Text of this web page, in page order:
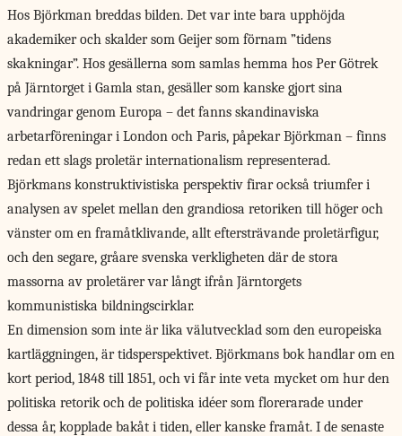
Hos Björkman breddas bilden. Det var inte bara upphöjda
akademiker och skalder som Geijer som förnam ”tidens
skakningar”. Hos gesällerna som samlas hemma hos Per Götrek
på Järntorget i Gamla stan, gesäller som kanske gjort sina
vandringar genom Europa – det fanns skandinaviska
arbetarföreningar i London och Paris, påpekar Björkman – finns
redan ett slags proletär internationalism representerad.
Björkmans konstruktivistiska perspektiv firar också triumfer i
analysen av spelet mellan den grandiosa retoriken till höger och
vänster om en framåtklivande, allt eftersträvande proletärfigur,
och den segare, gråare svenska verkligheten där de stora
massorna av proletärer var långt ifrån Järntorgets
kommunistiska bildningscirklar.
En dimension som inte är lika välutvecklad som den europeiska
kartläggningen, är tidsperspektivet. Björkmans bok handlar om en
kort period, 1848 till 1851, och vi får inte veta mycket om hur den
politiska retorik och de politiska idéer som florerarade under
dessa år, kopplade bakåt i tiden, eller kanske framåt. I de senaste